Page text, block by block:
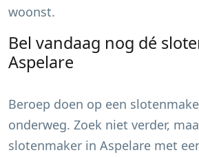
woonst.
Bel vandaag nog dé
Aspelare
Beroep doen op een
onderweg. Zoek niet verder,
slotenmaker in Aspelare met